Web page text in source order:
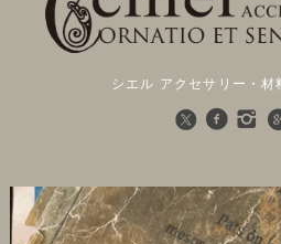
シエル アクセサリー・材